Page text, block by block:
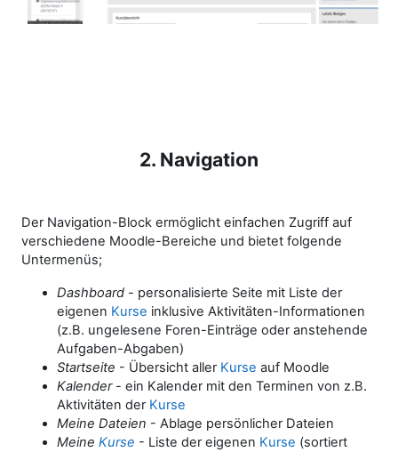
2. Navigation
Der Navigation-Block ermöglicht einfachen Zugriff auf
verschiedene Moodle-Bereiche und bietet folgende
Untermenüs;
Dashboard - personalisierte Seite mit Liste der
eigenen Kurse inklusive Aktivitäten-Informationen
(z.B. ungelesene Foren-Einträge oder anstehende
Aufgaben-Abgaben)
Startseite - Übersicht aller Kurse auf Moodle
Kalender- ein Kalender mit den Terminen von z.B.
Aktivitäten der Kurse
Meine Dateien - Ablage persönlicher Dateien
Meine Kurse - Liste der eigenen Kurse (sortiert